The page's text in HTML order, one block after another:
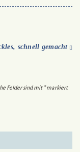
schnell gemacht
Felder sind mit *markiert